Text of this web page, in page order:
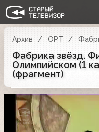
Архив ОРТ
Фабрика звёзд.
Олимпийском (1
(фрагмент)